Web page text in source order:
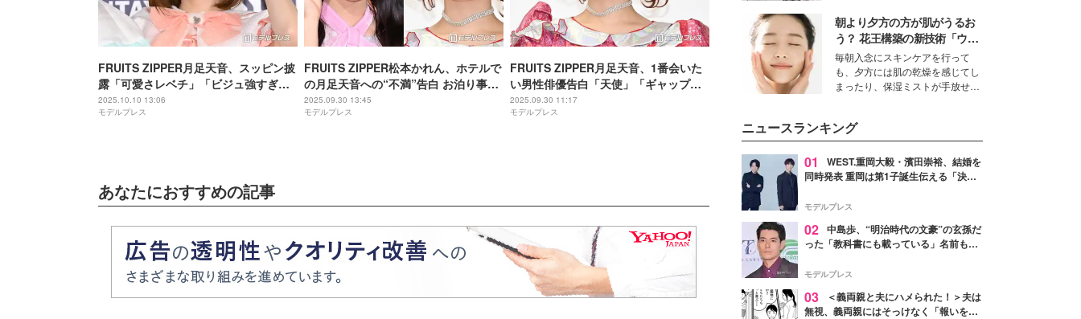
FRUITS ZIPPER月足天音、スッピン披
露「可愛さレベチ」「ビジュ強すぎ」
と反響
2025.10.10 13:06
モデルプレス
FRUITS ZIPPER松本かれん、ホテルで
の月足天音への“不満”告白 お泊り事情
も明らかに「2人で一緒に寝てる」
2025.09.30 13:45
モデルプレス
FRUITS ZIPPER月足天音、1番会いた
い男性俳優告白「天使」「ギャップに
やられるってこういうこと」
2025.09.30 11:17
モデルプレス
あなたにおすすめの記事
取締役兼クリエイティブディレク
ター・茅野しのぶ。一人ひとりの
個性に寄り添い、魅力を引き出す
衣装作りは、多くの女性たちに勇
気と自信を与え続けている。
朝より夕方の方が肌がうるお
う？ 花王構築の新技術「ウォ
ーターキャプチャリングスキ
ン（捕水肌）」がスキンケア
の常識を変える予感
毎朝入念にスキンケアを行って
も、夕方には肌の乾燥を感じてし
まったり、保湿ミストが手放せな
性を秘めた、革新的な「Water
Capturing Skin（ウォーターキャ
プチャリングスキン：捕水肌）」
技術を、花王が構築した。
ニュースランキング
01
WEST.重岡大毅・濱田崇裕、結婚を
同時発表 重岡は第1子誕生伝える「決し
【全文】
モデルプレス
02 中島歩、“明治時代の文豪”の玄孫だ
った「教科書にも載っている」名前も先
モデルプレス
03
＜義両親と夫にハメられた！＞夫は
無視、義両親にはそっけなく「報いを受